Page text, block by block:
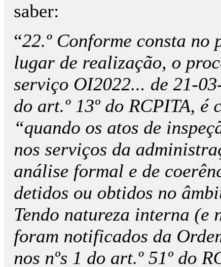
saber:
“22.º Conforme consta
lugar de realização, o
serviço OI2022... de 21-
do art.º 13º do RCPITA,
“quando os atos de
nos serviços da
análise formal e de
detidos ou obtidos no
Tendo natureza interna (e
foram notificados da
nos nºs 1 do art.º 51º do